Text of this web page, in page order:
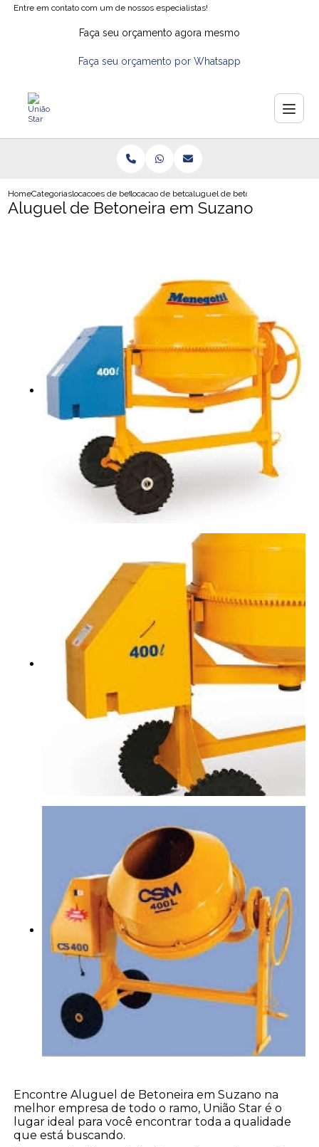
Entre em contato com um de nossos especialistas!
Faça seu orçamento agora mesmo
Faça seu orçamento por Whatsapp
HomeCategoriaslocacoes de betoneiraslocacao de betoneiras em spaluguel de betoneira em suzano
Aluguel de Betoneira em Suzano
Encontre Aluguel de Betoneira em Suzano na
melhor empresa de todo o ramo, União Star é o
lugar ideal para você encontrar toda a qualidade
que está buscando.